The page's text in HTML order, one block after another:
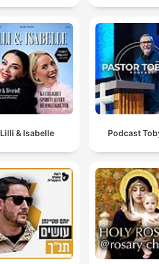
Lilli & Isabelle Podcast